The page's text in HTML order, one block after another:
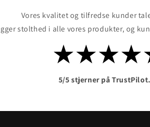
Vores kvalitet og tilfredse kunder
stolthed i alle vores produkter, og
5/5 stjerner på